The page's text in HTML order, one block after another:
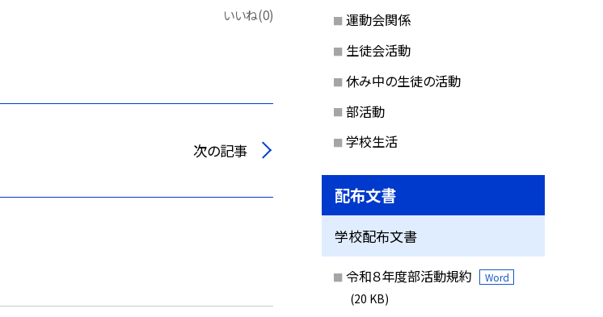
いいね(0)
次の記事
運動会関係
生徒会活動
休み中の生徒の活動
部活動
学校生活
配布文書
学校配布文書
令和８年度部活動規約 Word
(20 KB)